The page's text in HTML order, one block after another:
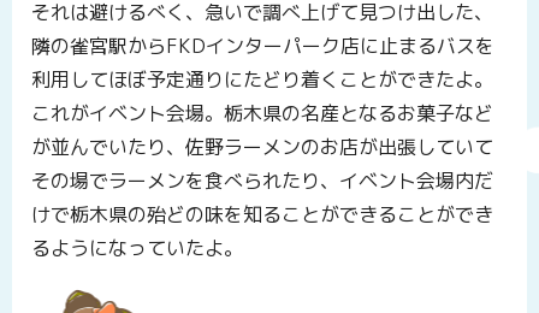
それは避けるべく、急いで調べ上げて見つけ出した、
隣の雀宮駅からFKDインターパーク店に止まるバスを
利用してほぼ予定通りにたどり着くことができたよ。
これがイベント会場。栃木県の名産となるお菓子など
が並んでいたり、佐野ラーメンのお店が出張していて
その場でラーメンを食べられたり、イベント会場内だ
けで栃木県の殆どの味を知ることができることができ
るようになっていたよ。